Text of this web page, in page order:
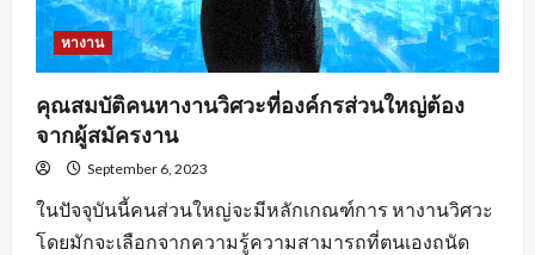
หางาน
คุณสมบัติคนหางานวิศวะที่องค์กรส่วนใหญ่ต้อง
จากผู้สมัครงาน
September 6, 2023
ในปัจจุบันนี้คนส่วนใหญ่จะมีหลักเกณฑ์การ หางานวิศวะ
โดยมักจะเลือกจากความรู้ความสามารถที่ตนเองถนัด